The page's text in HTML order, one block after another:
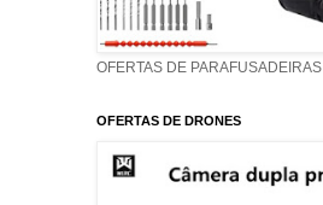
OFERTAS DE PARAFUSADEIRAS
OFERTAS DE DRONES